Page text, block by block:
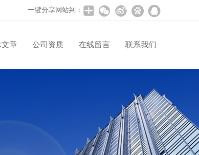
一键分享网站到：
章 公司资质 在线留言 联系我们